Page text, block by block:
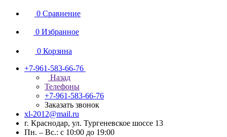
0 Сравнение
0 Избранное
0 Корзина
+7-961-583-66-76
Назад
Телефоны
+7-961-583-66-76
Заказать звонок
xl-2012@mail.ru
г. Краснодар, ул. Тургеневское шоссе 13
Пн. – Вс.: с 10:00 до 19:00